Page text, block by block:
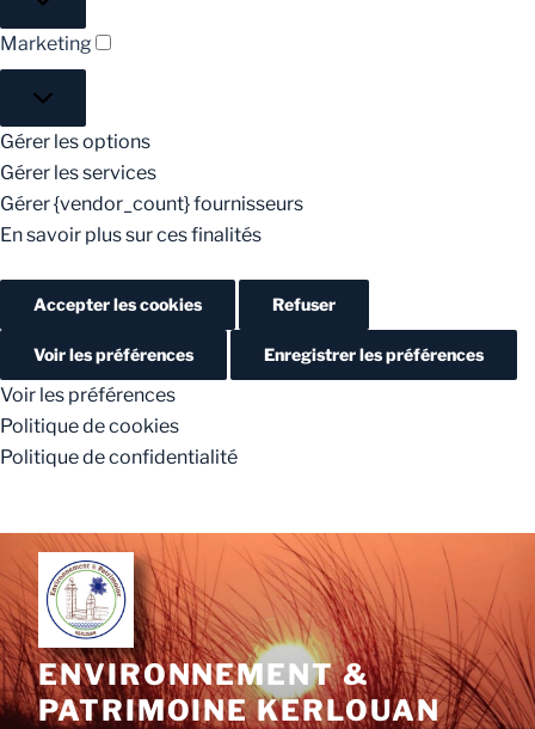
Marketing
Gérer les options
Gérer les services
Gérer {vendor_count} fournisseurs
En savoir plus sur ces finalités
Accepter les cookies Refuser
Voir les préférences Enregistrer les préférences
Voir les préférences
Politique de cookies
Politique de confidentialité
ENVIRONNEMENT &
PATRIMOINE KERLOUAN